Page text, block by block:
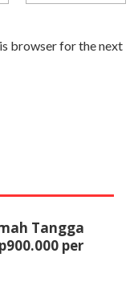
browser for the next
Tangga
per